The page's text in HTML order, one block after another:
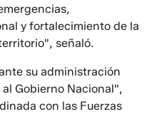
y fortalecimiento de la
señaló.
su administración
Gobierno Nacional",
con las Fuerzas